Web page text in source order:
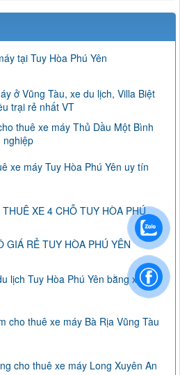
tại Tuy Hòa Phú Yên
ở Vũng Tàu, xe du lịch, Villa Biệt
trại rẻ nhất VT
thuê xe máy Thủ Dầu Một Bình
nghiệp
xe máy Tuy Hòa Phú Yên uy tín
XE 4 CHỖ TUY HÒA PHÚ
GIÁ RẺ TUY HÒA PHÚ YÊN
lịch Tuy Hòa Phú Yên bằng xe
cho thuê xe máy Bà Rịa Vũng Tàu
cho thuê xe máy Long Xuyên An